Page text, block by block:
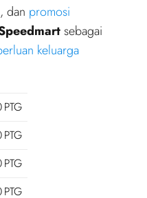
dan promosi
sebagai
keluarga